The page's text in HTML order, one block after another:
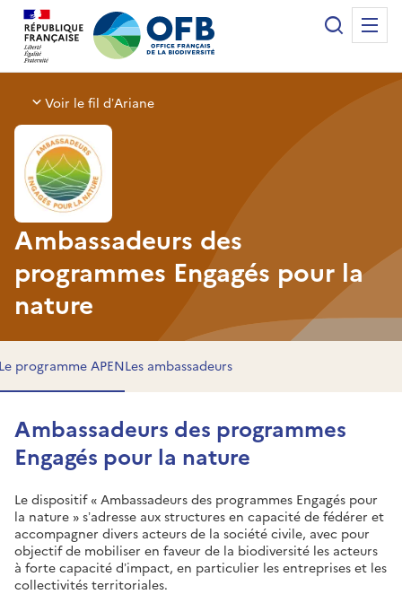
Office français de la biodiversité
Recherche
Voir le fil d’Ariane
Ambassadeurs des
programmes Engagés pour la
nature
programme APENLes ambassadeurs
Ambassadeurs des programmes
Engagés pour la nature
Le dispositif « Ambassadeurs des programmes Engagés pour
la nature » s’adresse aux structures en capacité de fédérer et
accompagner divers acteurs de la société civile, avec pour
objectif de mobiliser en faveur de la biodiversité les acteurs
à forte capacité d’impact, en particulier les entreprises et les
collectivités territoriales.
Panneau de gestion des cookies